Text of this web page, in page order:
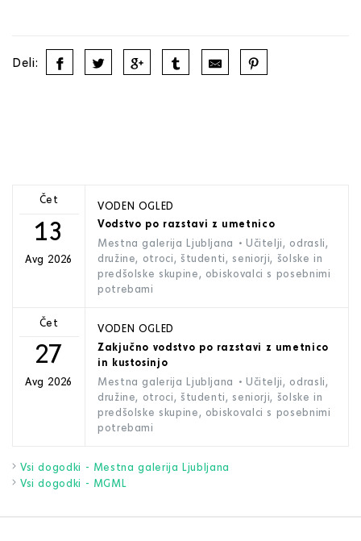
Deli:
Čet
13
Avg 2026
VODEN OGLED
Vodstvo po razstavi z umetnico
Mestna galerija Ljubljana • Učitelji, odrasli,
družine, otroci, študenti, seniorji, šolske in
predšolske skupine, obiskovalci s posebnimi
potrebami
Čet
27
Avg 2026
VODEN OGLED
Zakjučno vodstvo po razstavi z umetnico
in kustosinjo
Mestna galerija Ljubljana • Učitelji, odrasli,
družine, otroci, študenti, seniorji, šolske in
predšolske skupine, obiskovalci s posebnimi
potrebami
Vsi dogodki - Mestna galerija Ljubljana
Vsi dogodki - MGML